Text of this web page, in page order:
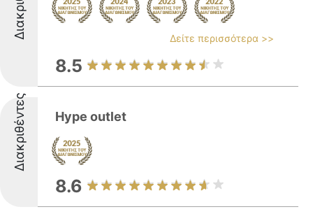
Δείτε περισσότερα >>
8.5
Διακριθέντες Hype outlet
8.6